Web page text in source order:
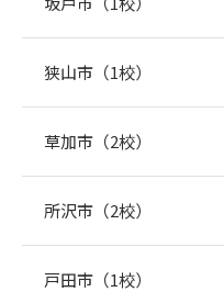
狭山市（1校）
草加市（2校）
所沢市（2校）
戸田市（1校）